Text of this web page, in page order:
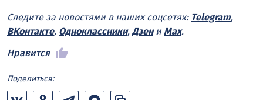
Следите за новостями в наших соцсетях: Telegram,
ВКонтакте, Одноклассники, Дзени Max.
Нравится
Поделиться: